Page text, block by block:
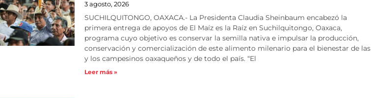
3 agosto, 2026
SUCHILQUITONGO, OAXACA.- La Presidenta Claudia Sheinbaum encabezó la
primera entrega de apoyos de El Maíz es la Raíz en Suchilquitongo, Oaxaca,
programa cuyo objetivo es conservar la semilla nativa e impulsar la producción,
conservación y comercialización de este alimento milenario para el bienestar de las
y los campesinos oaxaqueños y de todo el país. “El
Leer más »